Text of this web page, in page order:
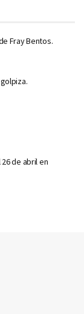
Fray Bentos.
de abril en